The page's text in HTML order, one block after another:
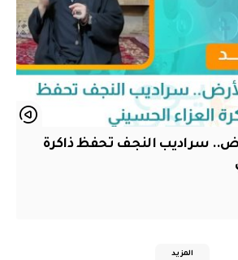
سراديب النجف تحفظ ذاكرة
المزيد